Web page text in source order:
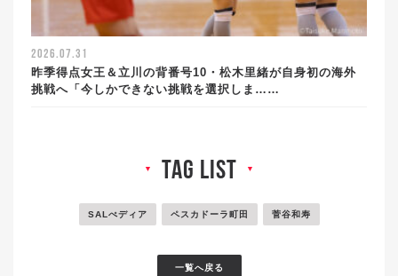
2026.07.31
昨季得点女王＆立川の背番号10・松木里緒が自身初の海外
挑戦へ「今しかできない挑戦を選択しま……
▼ tag list ▼
SALぺディア ペスカドーラ町田 菅谷和寿
一覧へ戻る